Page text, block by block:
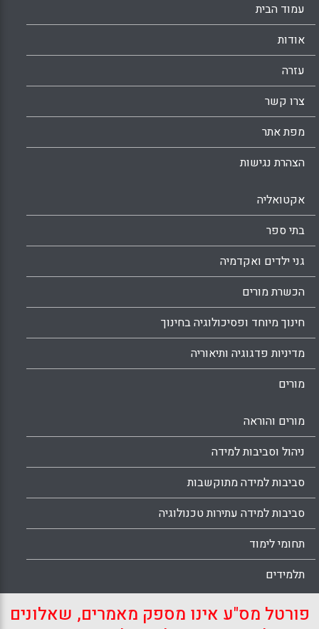
עמוד הבית
אודות
עזרה
צרו קשר
מפת אתר
הצהרת נגישות
אקטואליה
בתי ספר
גני ילדים ואקדמיה
הכשרת מורים
חינוך מיוחד ופסיכולוגיה בחינוך
מדיניות פדגוגיה ותיאוריה
מורים
מורים והוראה
ניהול וסביבות למידה
סביבות למידה מתוקשבות
סביבות למידה עתירות טכנולוגיה
תחומי לימוד
תלמידים
פורטל מס"ע אינו מספק מאמרים, שאלונים